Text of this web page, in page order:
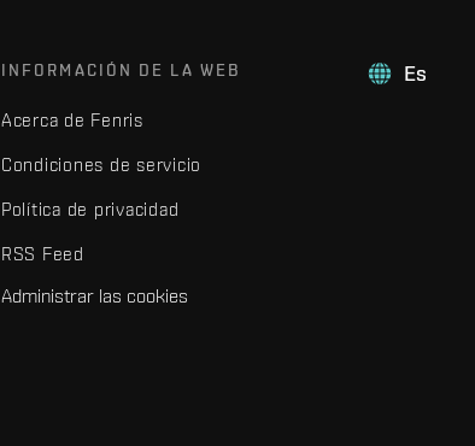
Es
INFORMACIÓN DE LA WEB
Acerca de Fenris
Condiciones de servicio
Política de privacidad
RSS Feed
Administrar las cookies